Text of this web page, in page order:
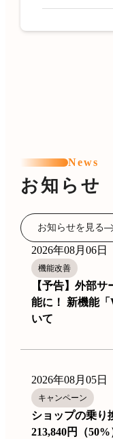
News
お知らせ
お知らせを見る
2026年08月06日
機能改善
【予告】外部
能に！ 新機能
いて
2026年08月05日
キャンペーン
ショップの乗り
213,840円（